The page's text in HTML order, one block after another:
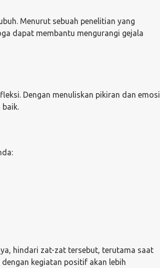
Menurut sebuah penelitian yang
dapat membantu mengurangi gejala
Dengan menuliskan pikiran dan emosi
baik.
hindari zat-zat tersebut, terutama saat
kegiatan positif akan lebih